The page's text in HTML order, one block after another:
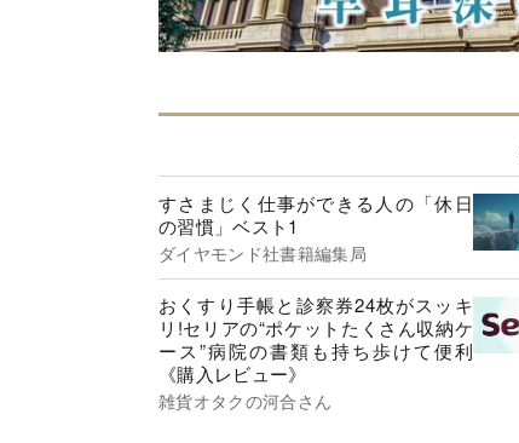
すさまじく仕事ができる人の「休日
の習慣」ベスト1
ダイヤモンド社書籍編集局
おくすり手帳と診察券24枚がスッキ
リ!セリアの“ポケットたくさん収納ケ
ース”病院の書類も持ち歩けて便利
《購入レビュー》
雑貨オタクの河合さん